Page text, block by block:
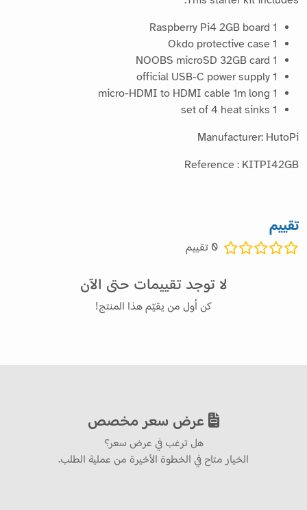
1 Raspberry Pi4 2GB board
1 Okdo protective case
1 NOOBS microSD 32GB card
1 official USB-C power supply
1 micro-HDMI to HDMI cable 1m long
1 set of 4 heat sinks
Manufacturer: HutoPi
Reference : KITPI42GB
تقييم
0 تقييم
لا توجد تقييمات حتى الآن
كن أول من يقيّم هذا المنتج!
عرض سعر مخصص
هل ترغب في عرض سعر؟
الخيار متاح في الخطوة الأخيرة من عملية الطلب.